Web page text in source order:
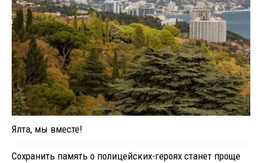
Ялта, мы вместе!
Сохранить память о полицейских-героях станет проще